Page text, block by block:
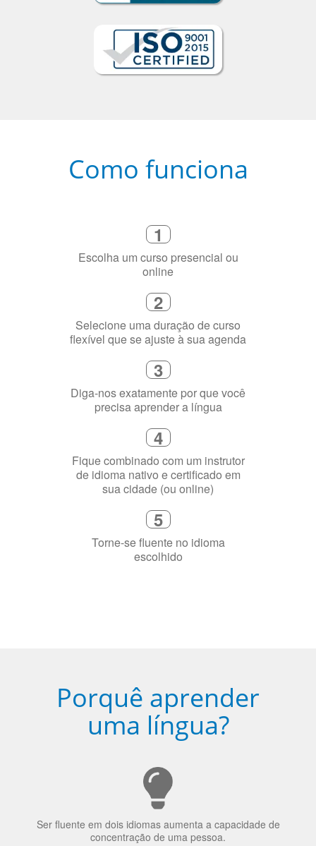
Como funciona
1
Escolha um curso presencial ou
online
2
Selecione uma duração de curso
flexível que se ajuste à sua agenda
3
Diga-nos exatamente por que você
precisa aprender a língua
4
Fique combinado com um instrutor
de idioma nativo e certificado em
sua cidade (ou online)
5
Torne-se fluente no idioma
escolhido
Porquê aprender
uma língua?
Ser fluente em dois idiomas aumenta a capacidade de
concentração de uma pessoa.